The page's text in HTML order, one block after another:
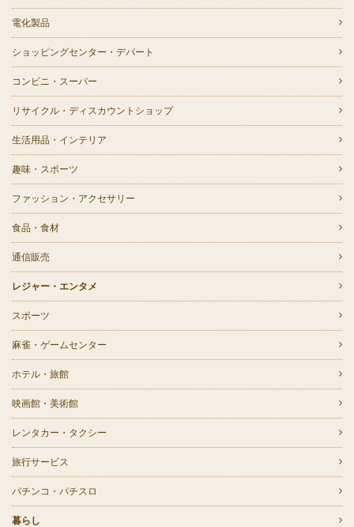
電化製品
ショッピングセンター・デパート
コンビニ・スーパー
リサイクル・ディスカウントショップ
生活用品・インテリア
趣味・スポーツ
ファッション・アクセサリー
食品・食材
通信販売
レジャー・エンタメ
スポーツ
麻雀・ゲームセンター
ホテル・旅館
映画館・美術館
レンタカー・タクシー
旅行サービス
パチンコ・パチスロ
暮らし